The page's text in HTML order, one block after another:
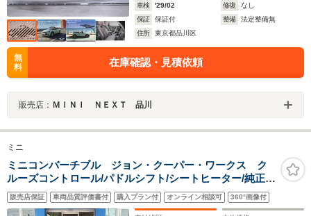
車検
'29/02 修復
なし
保証
保証付 整備
法定整備無
住所
東京都品川区
無
料
在庫確認・見積依頼
販売店： ＭＩＮＩ ＮＥＸＴ 品川
ミニ
ミニコンバーチブル ジョン・クーパー・ワークス ク
ルーズコントロール/パドルシフト/シートヒーター/純正ナ
ビ/バックカメラ/ダイナミカシート/ヘッドアップディスプ
レイ/ドライビングモード/ミラーETC/コンフォートアクセ
販売店保証 車両品質評価書付 購入プラン付 オンライン相談可 360°画像付